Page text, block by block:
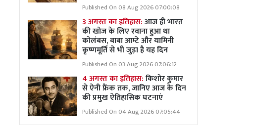
Published On 08 Aug 2026 07:00:08
3 अगस्त का इतिहास:आज ही भारत
की खोज के लिए रवाना हुआ था
कोलंबस, बाबा आम्टे और यामिनी
कृष्णमूर्ति से भी जुड़ा है यह दिन
Published On 03 Aug 2026 07:06:12
4 अगस्त का इतिहास:किशोर कुमार
से ऐनी फ्रैंक तक, जानिए आज के दिन
की प्रमुख ऐतिहासिक घटनाएं
Published On 04 Aug 2026 07:05:44